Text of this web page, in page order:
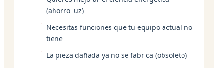
(ahorro luz)
Necesitas funciones que tu equipo actual no
tiene
La pieza dañada ya no se fabrica (obsoleto)